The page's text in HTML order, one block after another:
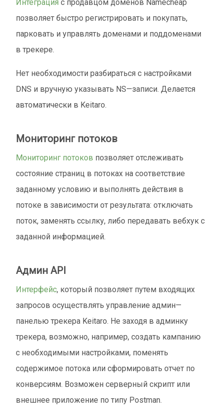
Интеграция с продавцом доменов Namecheap
позволяет быстро регистрировать и покупать,
парковать и управлять доменами и поддоменами
в трекере.
Нет необходимости разбираться с настройками
DNS и вручную указывать NS—записи. Делается
автоматически в Keitaro.
Мониторинг потоков
Мониторинг потоков позволяет отслеживать
состояние страниц в потоках на соответствие
заданному условию и выполнять действия в
потоке в зависимости от результата: отключать
поток, заменять ссылку, либо передавать вебхук с
заданной информацией.
Админ API
Интерфейс, который позволяет путем входящих
запросов осуществлять управление админ—
панелью трекера Keitaro. Не заходя в админку
трекера, возможно, например, создать кампанию
с необходимыми настройками, поменять
содержимое потока или сформировать отчет по
конверсиям. Возможен серверный скрипт или
внешнее приложение по типу Postman.